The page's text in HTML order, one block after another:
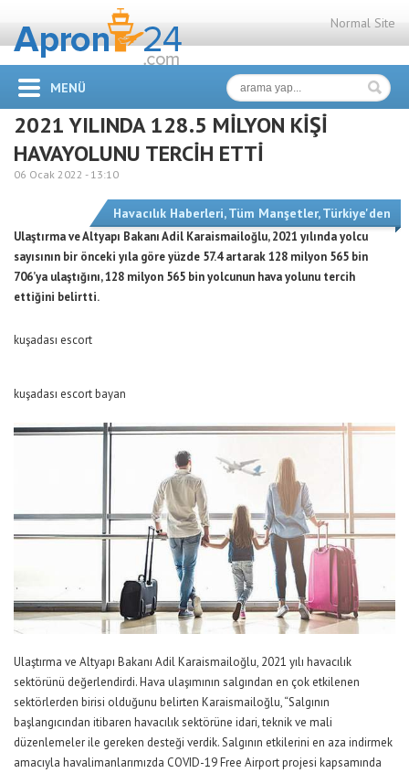
Normal Site
MENÜ
2021 YILINDA 128.5 MİLYON KİŞİ
HAVAYOLUNU TERCİH ETTİ
06 Ocak 2022 - 13:10
Havacılık Haberleri,Tüm Manşetler,Türkiye'den
Ulaştırma ve Altyapı Bakanı Adil Karaismailoğlu, 2021 yılında yolcu
sayısının bir önceki yıla göre yüzde 57.4 artarak 128 milyon 565 bin
706’ya ulaştığını, 128 milyon 565 bin yolcunun hava yolunu tercih
ettiğini belirtti.
kuşadası escort
kuşadası escort bayan
Ulaştırma ve Altyapı Bakanı Adil Karaismailoğlu, 2021 yılı havacılık
sektörünü değerlendirdi. Hava ulaşımının salgından en çok etkilenen
sektörlerden birisi olduğunu belirten Karaismailoğlu, “Salgının
başlangıcından itibaren havacılık sektörüne idari, teknik ve mali
düzenlemeler ile gereken desteği verdik. Salgının etkilerini en aza indirmek
amacıyla havalimanlarımızda COVID-19 Free Airport projesi kapsamında